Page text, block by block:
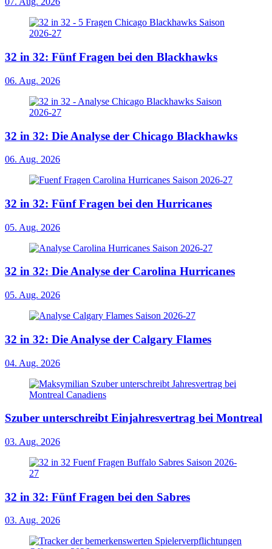
32 in 32: Fünf Fragen bei den Blackhawks
06. Aug. 2026
32 in 32: Die Analyse der Chicago Blackhawks
06. Aug. 2026
32 in 32: Fünf Fragen bei den Hurricanes
05. Aug. 2026
32 in 32: Die Analyse der Carolina Hurricanes
05. Aug. 2026
32 in 32: Die Analyse der Calgary Flames
04. Aug. 2026
Szuber unterschreibt Einjahresvertrag bei Montreal
03. Aug. 2026
32 in 32: Fünf Fragen bei den Sabres
03. Aug. 2026